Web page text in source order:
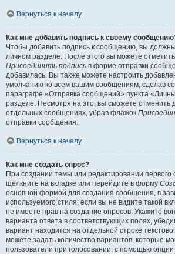
Вернуться к началу
Как мне добавить подпись к своему
Чтобы добавить подпись к сообщению, вы
личном разделе. После этого вы можете
Присоединить подпись в форме отправки
добавилась. Вы также можете настроить
умолчанию ко всем вашим сообщениям, сделав
параграфе «Отправка сообщений» пункта
разделе. Несмотря на это, вы сможете отменить
отдельных сообщениях, убрав флажок
отправки сообщения.
Вернуться к началу
Как мне создать опрос?
При создании темы или редактировании
щёлкните на вкладке или перейдите в форму
основной формой для создания сообщения, в
используемого стиля; если вы не видите такой
не имеете прав на создание опросов. Укажите
варианта ответа в соответствующих полях,
вариант находится на отдельной строке
можете задать количество вариантов, которые
пользователи при голосовании, с помощью